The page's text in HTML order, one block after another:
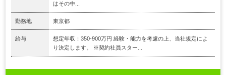
はその中...
勤務地 東京都
給与
想定年収：350-900万円 経験・能力を考慮の上、当社規定によ
り決定します。 ※契約社員スター...